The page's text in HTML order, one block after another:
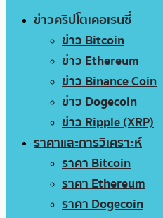
ข่าวคริปโตเคอเรนซี่
ข่าว Bitcoin
ข่าว Ethereum
ข่าว Binance Coin
ข่าว Dogecoin
ข่าว Ripple (XRP)
ราคาและการวิเคราะห์
ราคา Bitcoin
ราคา Ethereum
ราคา Dogecoin